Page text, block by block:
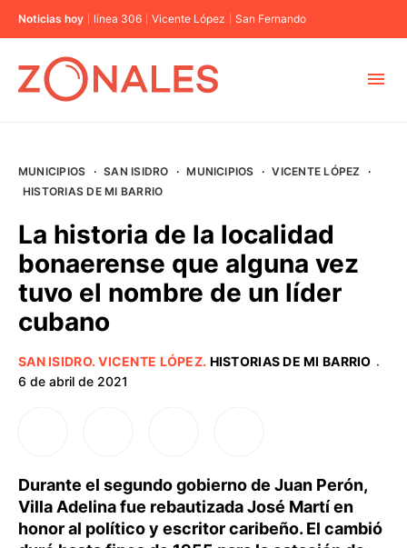
Noticias hoy línea 306 Vicente López San Fernando
CABA
BUENOS AIRES
PROVINCIAS
ELECCIONES 2023
MUNICIPIOS · SAN ISIDRO · MUNICIPIOS · VICENTE LÓPEZ
·
HISTORIAS DE MI BARRIO
La historia de la localidad
bonaerense que alguna vez
tuvo el nombre de un líder
cubano
SAN ISIDRO.VICENTE LÓPEZ. HISTORIAS DE MI BARRIO ·
6 de abril de 2021
Durante el segundo gobierno de Juan Perón,
Villa Adelina fue rebautizada José Martí en
honor al político y escritor caribeño. El cambió